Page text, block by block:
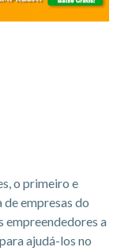
o primeiro e
empresas do
empreendedores a
ajudá-los no